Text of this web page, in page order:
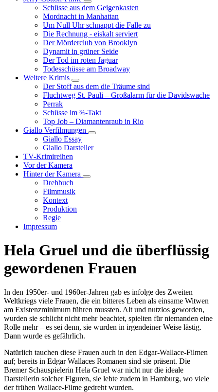
Unternavigation
von
Jerry-
Cotton-
Filme
Schüsse aus dem Geigenkasten
Mordnacht in Manhattan
Um Null Uhr schnappt die Falle zu
Die Rechnung - eiskalt serviert
Der Mörderclub von Brooklyn
Dynamit in grüner Seide
Der Tod im roten Jaguar
Todesschüsse am Broadway
Weitere Krimis
Unternavigation
von
Weitere
Der Stoff aus dem die Träume sind
Fluchtweg St. Pauli – Großalarm für die Davidswache
Perrak
Schüsse im ¾-Takt
Top Job – Diamantenraub in Rio
Giallo Verfilmungen
Unternavigation
Giallo
Giallo Essay
Giallo Darsteller
TV-Krimireihen
Vor der Kamera
Hinter der Kamera
Unternavigation
Drehbuch
Filmmusik
Kontext
Produktion
Regie
Impressum
Hela Gruel und die überflüssig
gewordenen Frauen
In den 1950er- und 1960er-Jahren gab es infolge des Zweiten
Weltkriegs viele Frauen, die ein bitteres Leben als einsame Witwen
am Existenzminimum führen mussten. Alt und nutzlos geworden,
wurden sie schlicht nicht mehr beachtet, spielten für niemanden eine
Rolle mehr – es sei denn, sie wurden in irgendeiner Weise lästig.
Dann wurde es gefährlich.
Natürlich tauchen diese Frauen auch in den Edgar-Wallace-Filmen
auf; bereits in Edgar Wallaces Romanen sind sie präsent. Die
Bremer Schauspielerin Hela Gruel war nicht nur die ideale
Darstellerin solcher Figuren, sie lebte zudem in Hamburg, wo viele
der frühen Wallace-Filme gedreht wurden.